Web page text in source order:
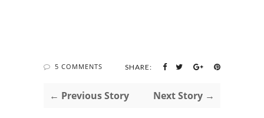
5 COMMENTS SHARE:
← Previous Story Next Story →